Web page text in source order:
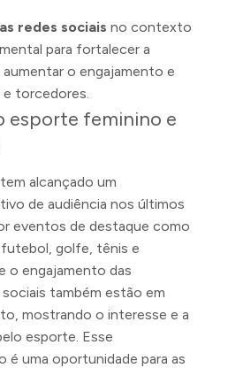
redes sociais no contexto
para fortalecer a
aumentar o engajamento e
e torcedores.
esporte feminino e
tem alcançado um
de audiência nos últimos
eventos de destaque como
golfe, tênis e
o engajamento das
também estão em
mostrando o interesse e a
esporte. Esse
é uma oportunidade para as